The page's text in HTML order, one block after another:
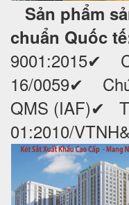
Sản phẩm
chuẩn Quốc
9001:2015✔
16/0059✔
QMS (IAF)✔
01:2010/